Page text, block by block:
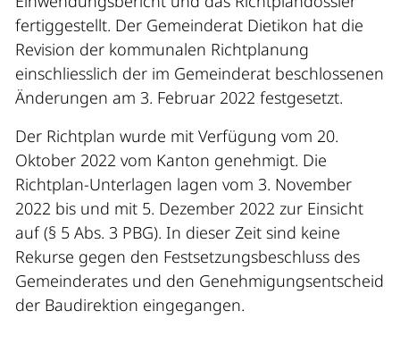
fertiggestellt. Der Gemeinderat Dietikon hat die
Revision der kommunalen Richtplanung
einschliesslich der im Gemeinderat beschlossenen
Änderungen am 3. Februar 2022 festgesetzt.
Der Richtplan wurde mit Verfügung vom 20.
Oktober 2022 vom Kanton genehmigt. Die
Richtplan-Unterlagen lagen vom 3. November
2022 bis und mit 5. Dezember 2022 zur Einsicht
auf (§ 5 Abs. 3 PBG). In dieser Zeit sind keine
Rekurse gegen den Festsetzungsbeschluss des
Gemeinderates und den Genehmigungsentscheid
der Baudirektion eingegangen.